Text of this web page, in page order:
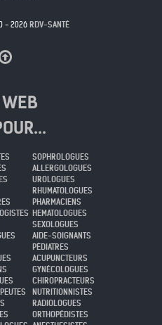
- 2026 RDV-SANTÉ
WEB
SOPHROLOGUES
ALLERGOLOGUES
UROLOGUES
RHUMATOLOGUES
PHARMACIENS
HEMATOLOGUES
SEXOLOGUES
AIDE-SOIGNANTS
PÉDIATRES
ACUPUNCTEURS
GYNÉCOLOGUES
CHIROPRACTEURS
NUTRITIONNISTES
RADIOLOGUES
ORTHOPÉDISTES